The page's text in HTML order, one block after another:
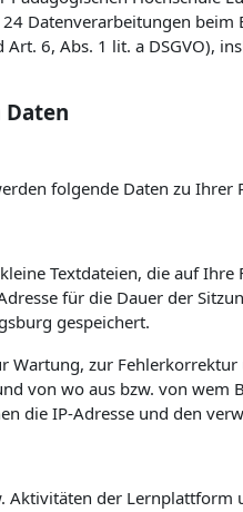
Datenverarbeitungen
6, Abs. 1 lit. a DSGVO),
folgende Daten zu Ihrer
Textdateien, die auf
für die Dauer der
gespeichert.
Wartung, zur
von wo aus bzw. von
die IP-Adresse und den
Aktivitäten der